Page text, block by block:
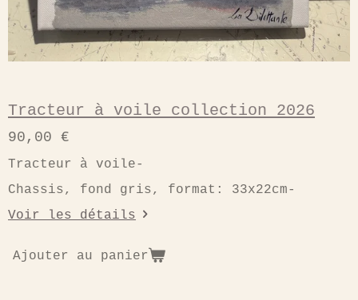
Tracteur à voile collection 2026
90,00 €
Tracteur à voile-
Chassis, fond gris, format: 33x22cm-
Voir les détails
Ajouter au panier